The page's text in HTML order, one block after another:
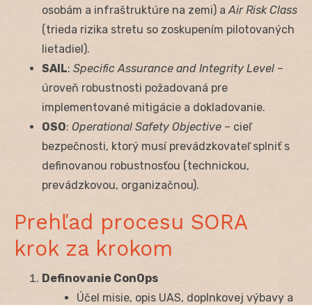
osobám a infraštruktúre na zemi) aAir Risk Class
(trieda rizika stretu so zoskupením pilotovaných
lietadiel).
SAIL: Specific Assurance and Integrity Level –
úroveň robustnosti požadovaná pre
implementované mitigácie a dokladovanie.
OSO: Operational Safety Objective – cieľ
bezpečnosti, ktorý musí prevádzkovateľ splniť s
definovanou robustnosťou (technickou,
prevádzkovou, organizačnou).
Prehľad procesu SORA
krok za krokom
Definovanie ConOps
Účel misie, opis UAS, doplnkovej výbavy a